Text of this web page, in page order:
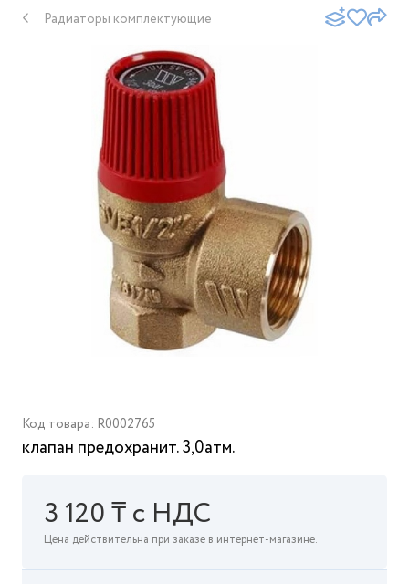
Радиаторы комплектующие
Код товара: R0002765
клапан предохранит. 3,0атм.
3 120 ₸ с НДС
Цена действительна при заказе в интернет-магазине.